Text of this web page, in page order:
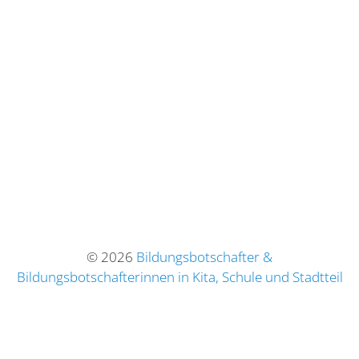
© 2026 Bildungsbotschafter &
Bildungsbotschafterinnen in Kita, Schule und Stadtteil